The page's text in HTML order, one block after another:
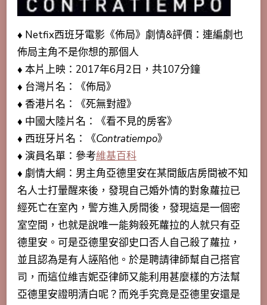
♦ Netfix西班牙電影《佈局》劇情&評價：連編劇也
佈局主角不是你想的那個人
♦ 本片上映：2017年6月2日，共107分鐘
♦ 台灣片名：《佈局》
♦ 香港片名：《死無對證》
♦ 中國大陸片名：《看不見的房客》
♦ 西班牙片名：《Contratiempo》
♦ 演員名單：參考維基百科
♦ 劇情大綱：男主角亞德里安在某間飯店房間被不知
名人士打暈醒來後，發現自己婚外情的對象蘿拉已
經死亡在室內，警方進入房間後，發現這是一個密
室空間，也就是說唯一能夠殺死蘿拉的人就只有亞
德里安。可是亞德里安卻史口否人自己殺了蘿拉，
並且認為是有人誣陷他。於是聘請律師幫自己搭官
司，而這位維吉妮亞律師又能利用甚麼樣的方法幫
亞德里安證明清白呢？而兇手究竟是亞德里安還是